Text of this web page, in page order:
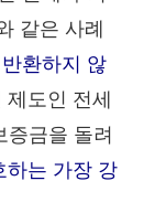
같은 사례
환하지 않
제도인 전세
증금을 돌려
하는 가장 강